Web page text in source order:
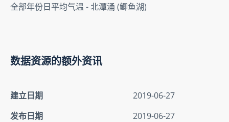
全部年份日平均气温 - 北潭涌 (鲫鱼湖)
数据资源的额外资讯
建立日期
2019-06-27
发布日期
2019-06-27